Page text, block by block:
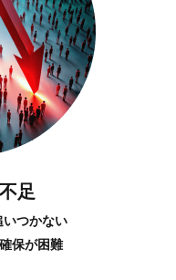
足
いつかない
保が困難